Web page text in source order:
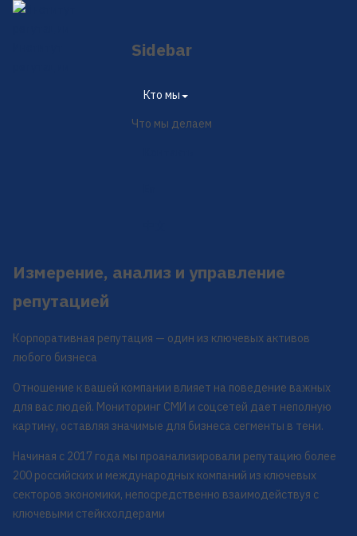
Sidebar
Кто мы
Что мы делаем
Измерение, анализ и управление
репутацией
Корпоративная репутация — один из ключевых активов
любого бизнеса
Отношение к вашей компании влияет на поведение важных
для вас людей. Мониторинг СМИ и соцсетей дает неполную
картину, оставляя значимые для бизнеса сегменты в тени.
Начиная с 2017 года мы проанализировали репутацию более
200 российских и международных компаний из ключевых
секторов экономики, непосредственно взаимодействуя с
ключевыми стейкхолдерами